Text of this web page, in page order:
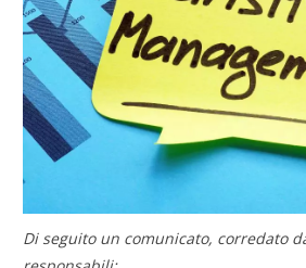
Di seguito un comunicato, corredato